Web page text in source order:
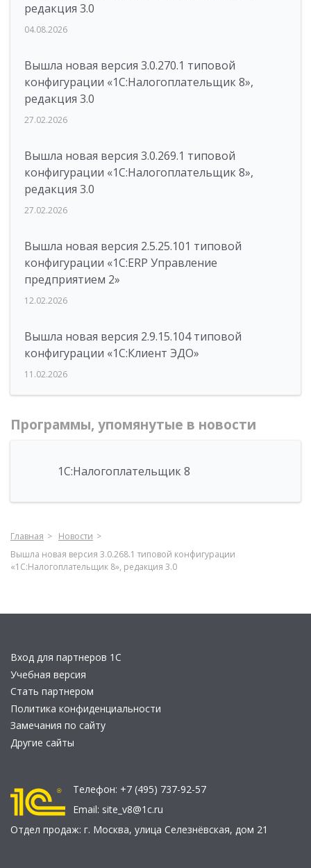
редакция 3.0
04.08.2026
Вышла новая версия 3.0.270.1 типовой
конфигурации «1С:Налогоплательщик 8»,
редакция 3.0
27.02.2026
Вышла новая версия 3.0.269.1 типовой
конфигурации «1С:Налогоплательщик 8»,
редакция 3.0
27.02.2026
Вышла новая версия 2.5.25.101 типовой
конфигурации «1С:ERP Управление
предприятием 2»
12.02.2026
Вышла новая версия 2.9.15.104 типовой
конфигурации «1С:Клиент ЭДО»
11.02.2026
Программы, упомянутые в новости
1С:Налогоплательщик 8
Главная
Новости
Вышла новая версия 3.0.268.1 типовой конфигурации
«1С:Налогоплательщик 8», редакция 3.0
Вход для партнеров 1С
Учебная версия
Стать партнером
Политика конфиденциальности
Замечания по сайту
Другие сайты
Телефон: +7 (495) 737-92-57
Email: site_v8@1c.ru
Отдел продаж: г. Москва, улица Селезнёвская, дом 21